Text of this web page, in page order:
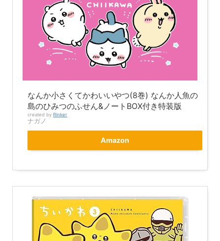
なんか小さくてかわいいやつ(8巻) なんか人魚の
島のひみつのふせん&ノートBOX付き特装版
created by Rinker
ナガノ
Amazon